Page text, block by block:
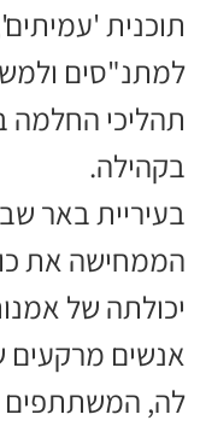
תוכנית
למתנ"סים
תהליכי
בקהילה.
בעיריית באר
הממחישה את
יכולתה של
אנשים מרקעים
לה, המשתתפים